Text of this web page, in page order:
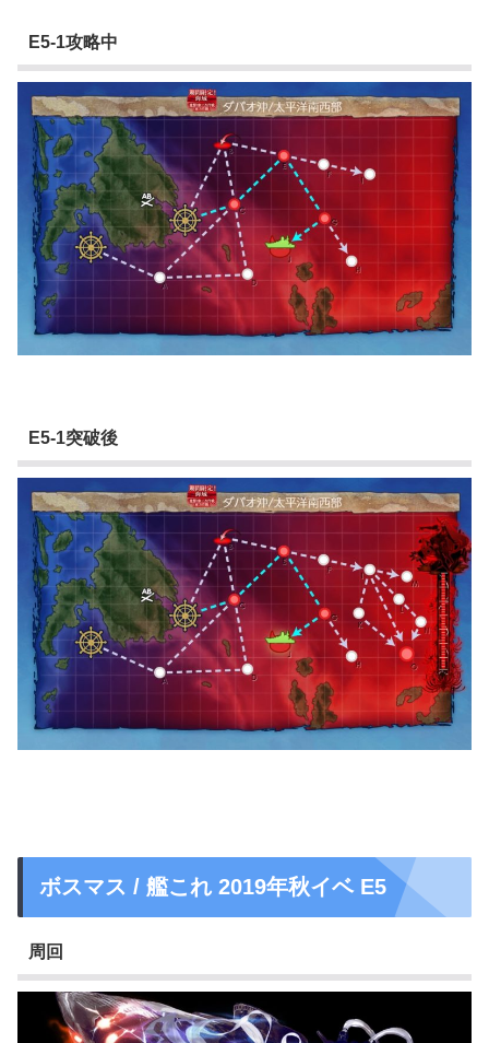
E5-1攻略中
E5-1突破後
ボスマス / 艦これ 2019年秋イベ E5
周回